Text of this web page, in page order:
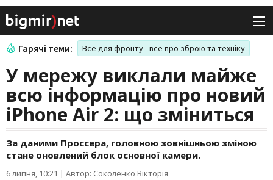
Гарячі теми: Все для фронту - все про зброю та техніку
У мережу виклали майже
всю інформацію про новий
iPhone Air 2: що зміниться
За даними Проссера, головною зовнішньою зміною
стане оновлений блок основної камери.
6 липня, 10:21 | Автор: Соколенко Вікторія